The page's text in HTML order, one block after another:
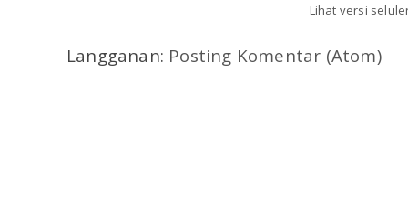
Lihat versi
Langganan: Posting Komentar (Atom)